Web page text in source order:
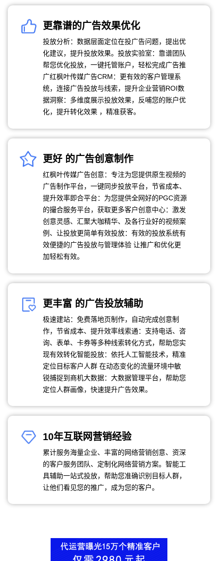
更靠谱的广告效果优化
投放分析：数据层面定位在投广告问题，提出优
化建议，提升投放效果。投放实验室：靠谱团队
帮您优化投放，一键托管账户，轻松完成广告推
广红枫叶传媒广告CRM：更有效的客户管理系
统，连接广告投放与线索，提升企业营销ROI数
据洞察：多维度展示投放效果，反哺您的账户优
化，提升转化效果 ，精准获客。
更好 的广告创意制作
红枫叶传媒广告创意：专注为您提供原生视频的
广告制作平台，一键同步投放平台，节省成本、
提升效率即合平台：为您提供全网好的PGC资源
的撮合服务平台，获取更多客户创意中心：激发
创意灵感、汇聚大咖精华、及各行业好的视频案
例、让投放更简单有效投放：有效的投放系统有
效便捷的广告投放与管理体验 让推广和优化更
加轻松有效。
更丰富 的广告投放辅助
极速建站：免费落地页制作，自动完成创意制
作，节省成本、提升效率线索通：支持电话、咨
询、表单、卡券等多种线索转化方式，帮助您实
现有效转化智能投放：依托人工智能技术，精准
定位目标客户人群 在动态变化的流量环境中敏
锐捕捉到商机大数据：大数据管理平台，帮助您
定位人群画像，快速提升广告效果。
10年互联网营销经验
累计服务海量企业、丰富的网络营销创意、资深
的客户服务团队、定制化网络营销方案。智能工
具辅助一站式投放，帮助您准确识别目标人群，
让他们看见您的推广，成为您的客户。